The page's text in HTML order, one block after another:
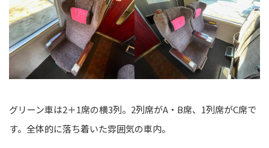
グリーン車は2＋1席の横3列。2列席がA・B席、1列席がC席で
す。全体的に落ち着いた雰囲気の車内。